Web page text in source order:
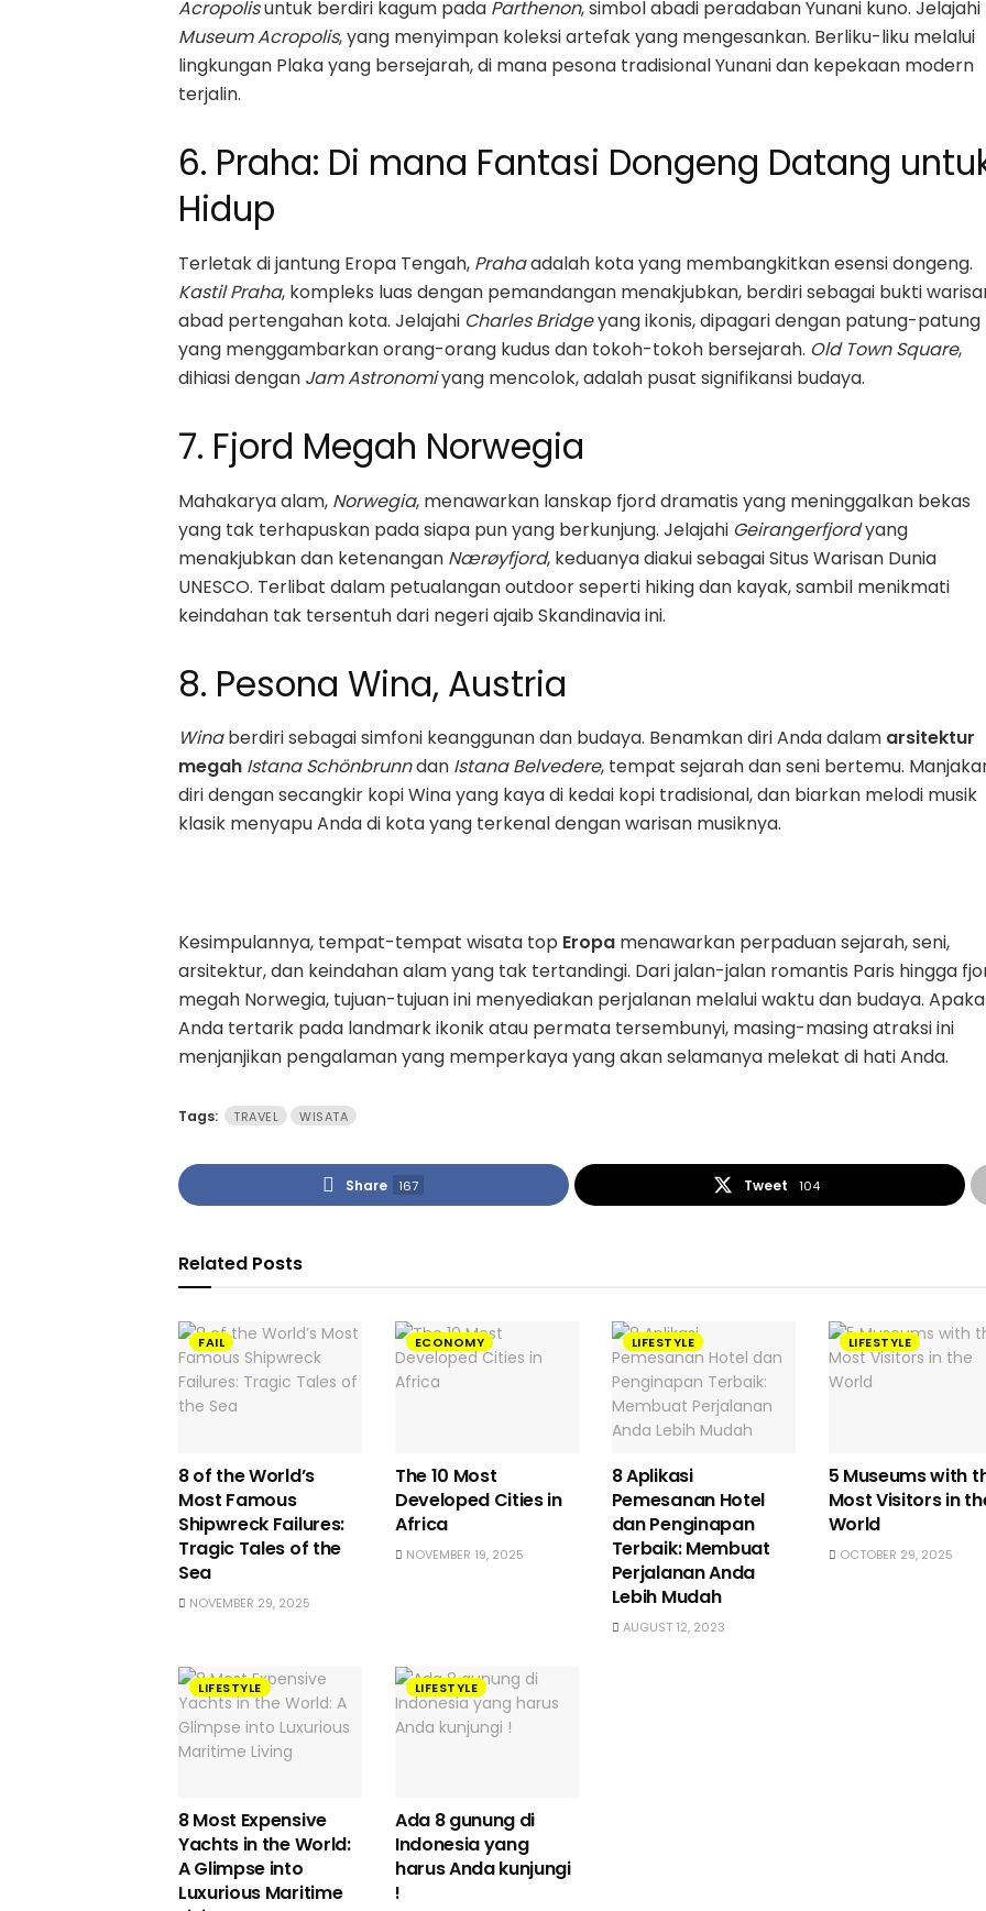
Acropolisuntuk berdiri kagum pada Parthenon, simbol abadi peradaban Yunani kuno. Jelajahi
Museum Acropolis, yang menyimpan koleksi artefak yang mengesankan. Berliku-liku melalui
lingkungan Plaka yang bersejarah, di mana pesona tradisional Yunani dan kepekaan modern
terjalin.
6. Praha: Di mana Fantasi Dongeng Datang
Hidup
Terletak di jantung Eropa Tengah, Prahaadalah kota yang membangkitkan esensi dongeng.
Kastil Praha, kompleks luas dengan pemandangan menakjubkan, berdiri sebagai bukti
abad pertengahan kota. Jelajahi Charles Bridgeyang ikonis, dipagari dengan patung-patung
yang menggambarkan orang-orang kudus dan tokoh-tokoh bersejarah. Old Town Square,
dihiasi dengan Jam Astronomiyang mencolok, adalah pusat signifikansi budaya.
7. Fjord Megah Norwegia
Mahakarya alam, Norwegia, menawarkan lanskap fjord dramatis yang meninggalkan bekas
yang tak terhapuskan pada siapa pun yang berkunjung. Jelajahi Geirangerfjordyang
menakjubkan dan ketenangan Nærøyfjord, keduanya diakui sebagai Situs Warisan Dunia
UNESCO. Terlibat dalam petualangan outdoor seperti hiking dan kayak, sambil menikmati
keindahan tak tersentuh dari negeri ajaib Skandinavia ini.
8. Pesona Wina, Austria
Winaberdiri sebagai simfoni keanggunan dan budaya. Benamkan diri Anda dalam arsitektur
megah Istana Schönbrunndan Istana Belvedere, tempat sejarah dan seni bertemu.
diri dengan secangkir kopi Wina yang kaya di kedai kopi tradisional, dan biarkan melodi musik
klasik menyapu Anda di kota yang terkenal dengan warisan musiknya.
Kesimpulannya, tempat-tempat wisata top Eropa menawarkan perpaduan sejarah, seni,
arsitektur, dan keindahan alam yang tak tertandingi. Dari jalan-jalan romantis Paris hingga
megah Norwegia, tujuan-tujuan ini menyediakan perjalanan melalui waktu dan budaya.
Anda tertarik pada landmark ikonik atau permata tersembunyi, masing-masing atraksi ini
menjanjikan pengalaman yang memperkaya yang akan selamanya melekat di hati Anda.
Tags: TRAVEL WISATA
Share 167 Tweet 104
Related Posts
FAIL
8 of the World’s
Most Famous
Shipwreck Failures:
Tragic Tales of the
Sea
NOVEMBER 29, 2025
ECONOMY
The 10 Most
Developed Cities in
Africa
NOVEMBER 19, 2025
LIFESTYLE
8 Aplikasi
Pemesanan Hotel
dan Penginapan
Terbaik: Membuat
Perjalanan Anda
Lebih Mudah
AUGUST 12, 2023
LIFESTYLE
5 Museums with
Most Visitors in
World
OCTOBER 29, 2025
LIFESTYLE
8 Most Expensive
Yachts in the World:
A Glimpse into
Luxurious Maritime
LIFESTYLE
Ada 8 gunung di
Indonesia yang
harus Anda kunjungi
!